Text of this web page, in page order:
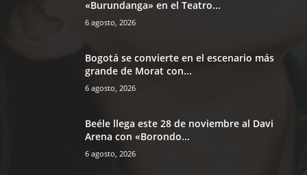
«Burundanga» en el Teatro...
6 agosto, 2026
Bogotá se convierte en el escenario más
grande de Morat con...
6 agosto, 2026
Beéle llega este 28 de noviembre al Davi
Arena con «Borondo...
6 agosto, 2026